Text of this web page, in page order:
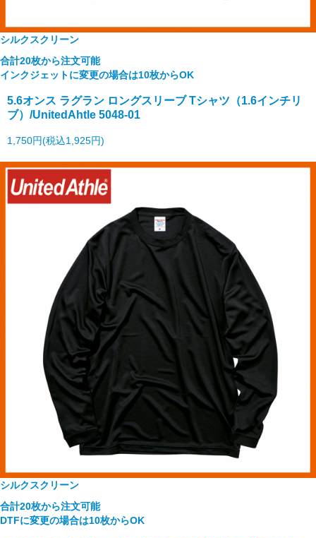
シルクスクリーン
合計20枚から注文可能
インクジェットに変更の場合は10枚からOK
5.6オンス ラグラン ロングスリーブ Tシャツ（1.6インチリ
ブ）/UnitedAhtle 5048-01
1,750円(税込1,925円)
シルクスクリーン
合計20枚から注文可能
DTFに変更の場合は10枚からOK